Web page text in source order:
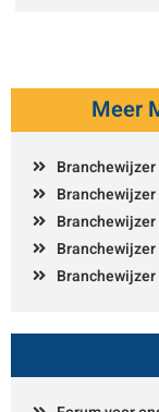
Meer
Branchewijzer
Branchewijzer
Branchewijzer